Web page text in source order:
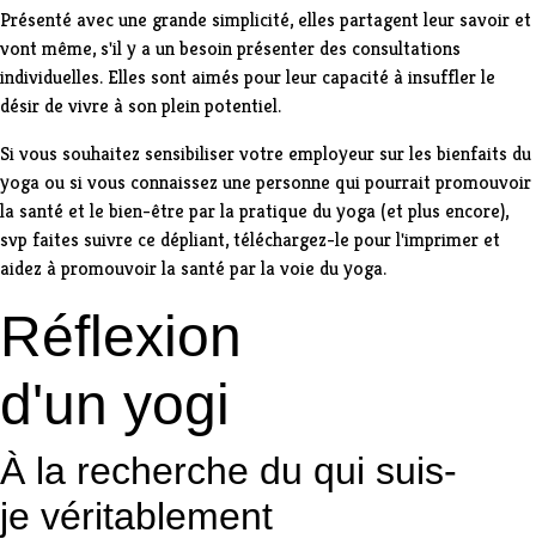
Présenté avec une grande simplicité, elles partagent leur savoir et
vont même, s'il y a un besoin présenter des consultations
individuelles. Elles sont aimés pour leur capacité à insuffler le
désir de vivre à son plein potentiel.
Si vous souhaitez sensibiliser votre employeur sur les bienfaits du
yoga ou si vous connaissez une personne qui pourrait promouvoir
la santé et le bien-être par la pratique du yoga (et plus encore),
svp faites suivre ce dépliant, téléchargez-le pour l'imprimer et
aidez à promouvoir la santé par la voie du yoga.
Réflexion
d'un yogi
À la recherche du qui suis-
je véritablement